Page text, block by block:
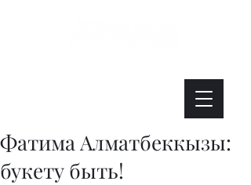
Фатима Алматбеккызы:
букету быть!